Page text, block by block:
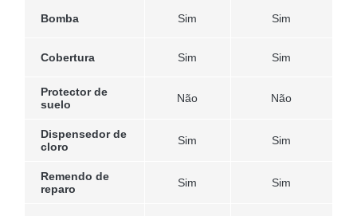
Bomba Sim Sim
Cobertura Sim Sim
Protector de
suelo
Não Não
Dispensedor de
cloro
Sim Sim
Remendo de
reparo
Sim Sim